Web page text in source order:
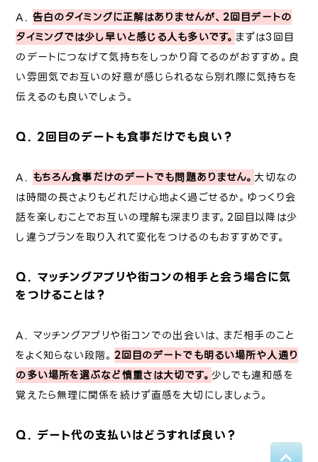
A. 告白のタイミングに正解はありませんが、2回目デートの
タイミングでは少し早いと感じる人も多いです。 まずは3回目
のデートにつなげて気持ちをしっかり育てるのがおすすめ。良
い雰囲気でお互いの好意が感じられるなら別れ際に気持ちを
伝えるのも良いでしょう。
Q. 2回目のデートも食事だけでも良い？
A. もちろん食事だけのデートでも問題ありません。 大切なの
は時間の長さよりもどれだけ心地よく過ごせるか。ゆっくり会
話を楽しむことでお互いの理解も深まります。2回目以降は少
し違うプランを取り入れて変化をつけるのもおすすめです。
Q. マッチングアプリや街コンの相手と会う場合に気
をつけることは？
A. マッチングアプリや街コンでの出会いは、まだ相手のこと
をよく知らない段階。 2回目のデートでも明るい場所や人通り
の多い場所を選ぶなど慎重さは大切です。 少しでも違和感を
覚えたら無理に関係を続けず直感を大切にしましょう。
Q. デート代の支払いはどうすれば良い？